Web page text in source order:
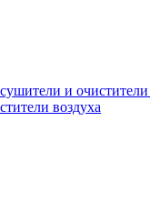
и очистители
воздуха